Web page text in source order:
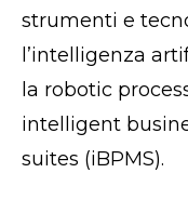
strumenti e
l’intelligenza
la robotic
intelligent
suites (iBPMS).